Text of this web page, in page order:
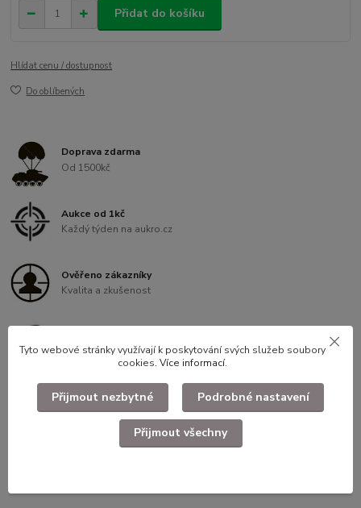
Přidat do košíku
Hlídat cenu / dostupnost
Do oblíbených
Doprava zdarma
Od 1500kč
Aukce od 1kč
Každý týden na aukro.cz
Ověřeno zákazníky
Kvalita a zkušenost
Slevy pro registrované
Kompletní specifikace
Tyto webové stránky využívají k poskytování svých služeb soubory
cookies. Více informací.
Přijmout nezbytné Podrobné nastavení
Přijmout všechny